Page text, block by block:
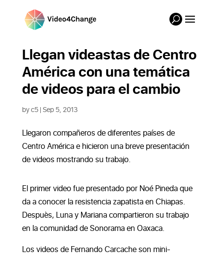
Llegan videastas de Centro
América con una temática
de videos para el cambio
byc5|Sep 5, 2013
Llegaron compañeros de diferentes países de
Centro América e hicieron una breve presentación
de videos mostrando su trabajo.
El primer video fue presentado por Noé Pineda que
da a conocer la resistencia zapatista en Chiapas.
Despuès, Luna y Mariana compartieron su trabajo
en la comunidad de Sonorama en Oaxaca.
Los videos de Fernando Carcache son mini-